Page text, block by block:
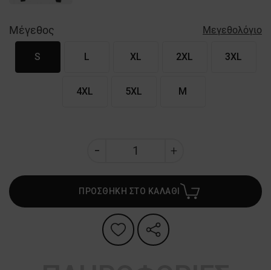
Μέγεθος Μεγεθολόγιο
S L XL 2XL 3XL
4XL 5XL M
ΠΡΟΣΘΗΚΗ ΣΤΟ ΚΑΛΑΘΙ